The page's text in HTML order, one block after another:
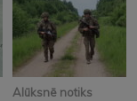
Alūksnē notiks